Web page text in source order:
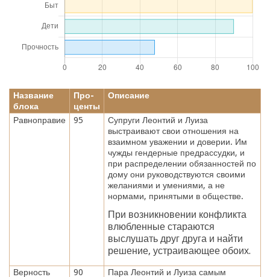
Название
блока
Про-
центы
Описание
Равноправие 95
Супруги Леонтий и Луиза
выстраивают свои отношения на
взаимном уважении и доверии. Им
чужды гендерные предрассудки, и
при распределении обязанностей по
дому они руководствуются своими
желаниями и умениями, а не
нормами, принятыми в обществе.
При возникновении конфликта
влюбленные стараются
выслушать друг друга и найти
решение, устраивающее обоих.
Верность 90 Пара Леонтий и Луиза самым